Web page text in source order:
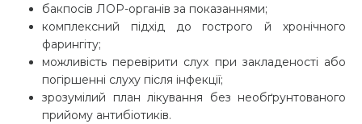
бакпосів ЛОР-органів за показаннями;
комплексний підхід до гострого й хронічного
фарингіту;
можливість перевірити слух при закладеності або
погіршенні слуху після інфекції;
зрозумілий план лікування без необґрунтованого
прийому антибіотиків.